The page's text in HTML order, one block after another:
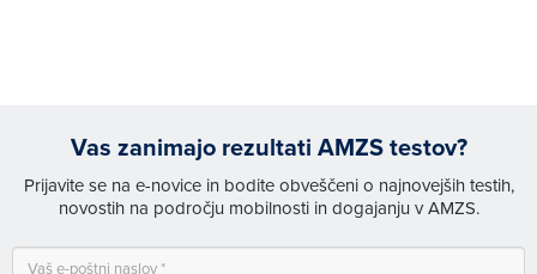
Vas zanimajo rezultati AMZS testov?
Prijavite se na e-novice in bodite obveščeni o najnovejših testih,
novostih na področju mobilnosti in dogajanju v AMZS.